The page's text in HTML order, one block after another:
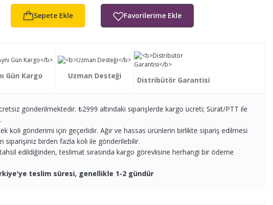
Sepete Ekle
Gün Kargo Uzman Desteği Distribütör Garantisi
gönderilmektedir. ₺2999 altındaki siparişlerde kargo ücreti; Sürat/PTT ile
koli gönderimi için geçerlidir. Ağır ve hassas ürünlerin birlikte sipariş edilmesi
siparişiniz birden fazla koli ile gönderilebilir.
edildiğinden, teslimat sırasında kargo görevlisine herhangi bir ödeme
teslim süresi, genellikle 1-2 gündür